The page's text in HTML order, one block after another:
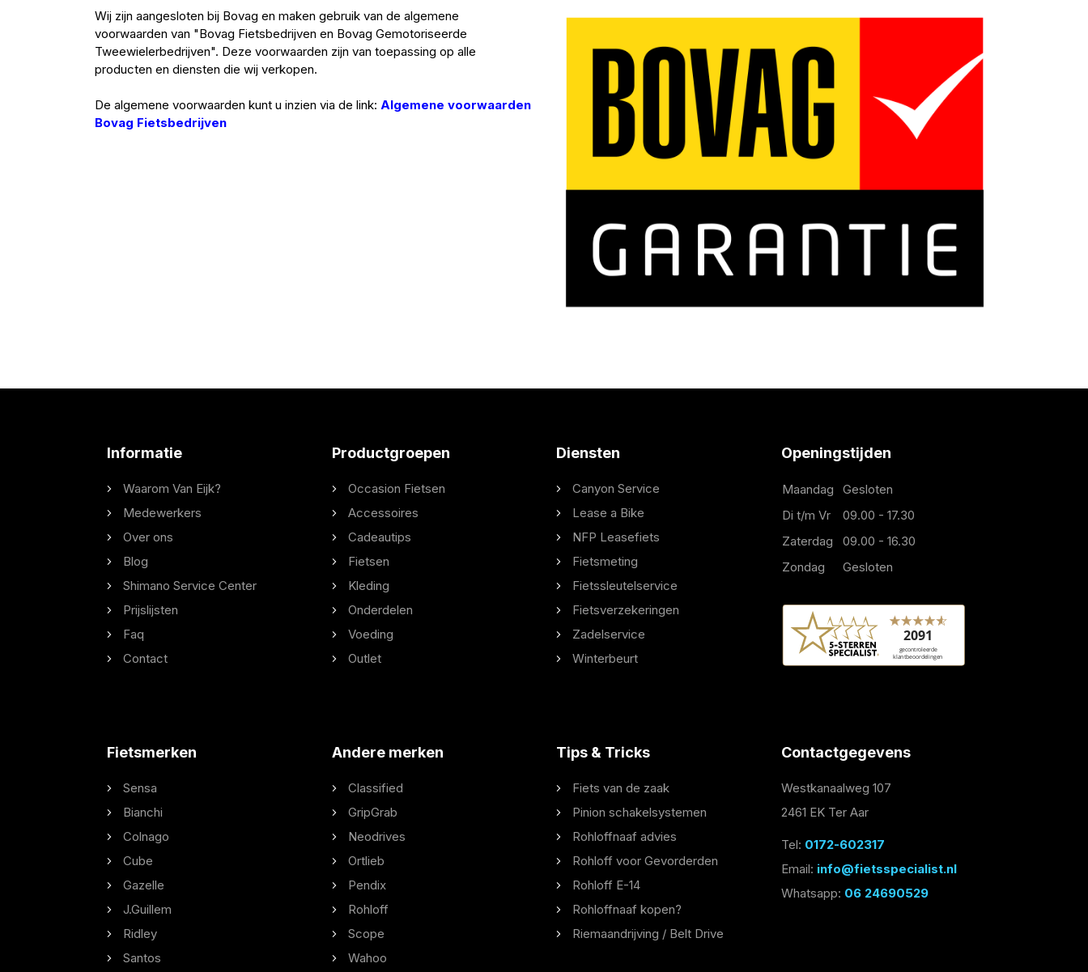
Wij zijn aangesloten bij Bovag en maken gebruik van de algemene
voorwaarden van "Bovag Fietsbedrijven en Bovag Gemotoriseerde
Tweewielerbedrijven". Deze voorwaarden zijn van toepassing op alle
producten en diensten die wij verkopen.
De algemene voorwaarden kunt u inzien via de link: Algemene voorwaarden
Bovag Fietsbedrijven
Informatie
Waarom Van Eijk?
Medewerkers
Over ons
Blog
Shimano Service Center
Prijslijsten
Faq
Contact
Productgroepen
Occasion Fietsen
Accessoires
Cadeautips
Fietsen
Kleding
Onderdelen
Voeding
Outlet
Diensten
Canyon Service
Lease a Bike
NFP Leasefiets
Fietsmeting
Fietssleutelservice
Fietsverzekeringen
Zadelservice
Winterbeurt
Openingstijden
Maandag
Gesloten
Di t/m Vr
09.00 - 17.30
Zaterdag
09.00 - 16.30
Zondag
Gesloten
Fietsmerken
Sensa
Bianchi
Colnago
Cube
Gazelle
J.Guillem
Ridley
Santos
Andere merken
Classified
GripGrab
Neodrives
Ortlieb
Pendix
Rohloff
Scope
Wahoo
Tips & Tricks
Fiets van de zaak
Pinion schakelsystemen
Rohloffnaaf advies
Rohloff voor Gevorderden
Rohloff E-14
Rohloffnaaf kopen?
Riemaandrijving / Belt Drive
Contactgegevens
Westkanaalweg 107
2461 EK Ter Aar
Tel: 0172-602317
Email: info@fietsspecialist.nl
Whatsapp: 06 24690529